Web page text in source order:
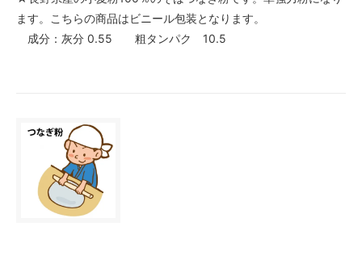
ます。こちらの商品はビニール包装となります。
成分：灰分 0.55 粗タンパク 10.5